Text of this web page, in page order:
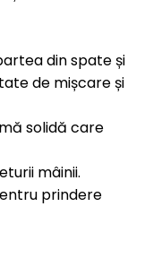
din spate și
de mișcare și
solidă care
mâinii.
prindere